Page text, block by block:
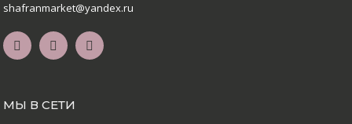
shafranmarket@yandex.ru
МЫ В СЕТИ